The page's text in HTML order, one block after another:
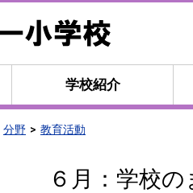
学校紹介
分野 教育活動
６月：学校の